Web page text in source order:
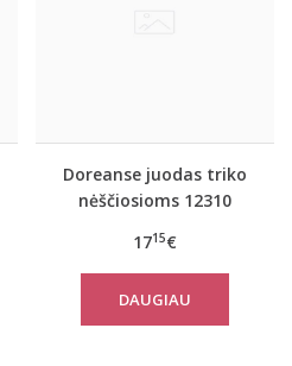
Doreanse juodas triko
nėščiosioms 12310
1715€
DAUGIAU